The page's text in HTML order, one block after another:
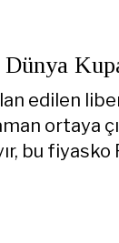
edilen
ortaya
bu fiyasko